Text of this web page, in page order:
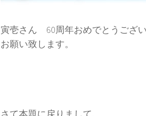
寅壱さん 60周年おめでとうござ
お願い致します。